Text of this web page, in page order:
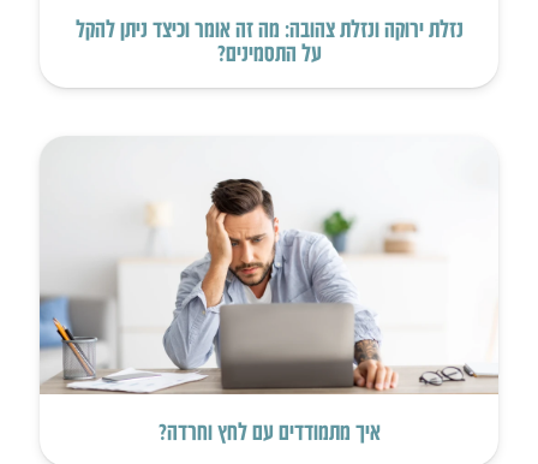
נזלת ירוקה ונזלת צהובה: מה זה אומר וכיצד ניתן להקל
על התסמינים?
איך מתמודדים עם לחץ וחרדה?